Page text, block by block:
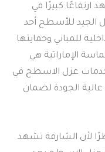
ارتفاعًا كبيرًا في
الجيد للأسطح أحد
للمباني وحمايتها
الإماراتية هي
خدمات عزل الاسطح في
الجودة لضمان
لأن الشارقة تشهد